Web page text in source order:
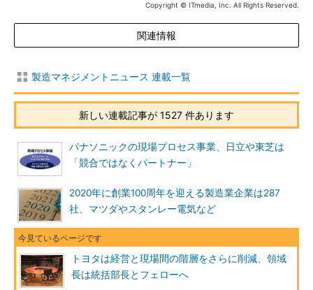
Copyright © ITmedia, Inc. All Rights Reserved.
関連情報
製造マネジメントニュース 連載一覧
新しい連載記事が 1527 件あります
パナソニックの現場プロセス事業、日立や東芝は
「競合ではなくパートナー」
2020年に創業100周年を迎える製造業企業は287
社、マツダやスタンレー電気など
トヨタは経営と現場間の階層をさらに削減、領域
長は統括部長とフェローへ